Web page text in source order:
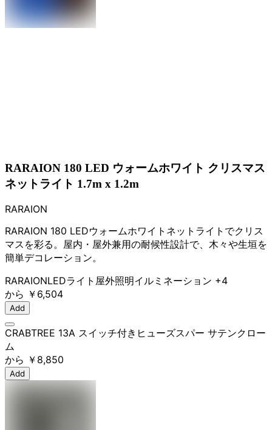
RARAION 180 LED ウォームホワイト クリスマス
ネットライト 1.7m x 1.2m
RARAION
RARAION 180 LEDウォームホワイトネットライトでクリス
マスを彩る。屋内・屋外兼用の耐候性設計で、木々や生垣を
簡単デコレーション。
RARAIONLEDライト 屋外照明イルミネーション +4
から ￥6,504
Add
CRABTREE 13A スイッチ付きヒューズスパー サテンクロー
ム
から ￥8,850
Add